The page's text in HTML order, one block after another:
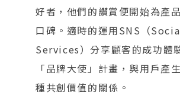
好者，他們的讚賞便開始為產
口碑。適時的運用SNS（
Services）分享顧客的成功體
「品牌大使」計畫，與用戶產
種共創價值的關係。